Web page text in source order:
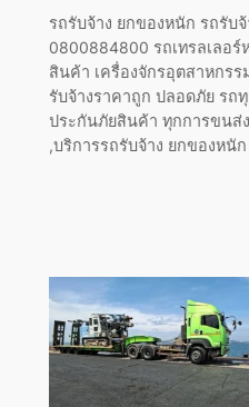
รถรับจ้าง ยกของหนัก รถรับ
0800884800 รถเทรลเลอร์
สินค้า เครื่องจักรอุตสาหกร
รับจ้างราคาถูก ปลอดภัย รถ
ประกันภัยสินค้า ทุกการขนส่
,บริการรถรับจ้าง ยกของหนัก